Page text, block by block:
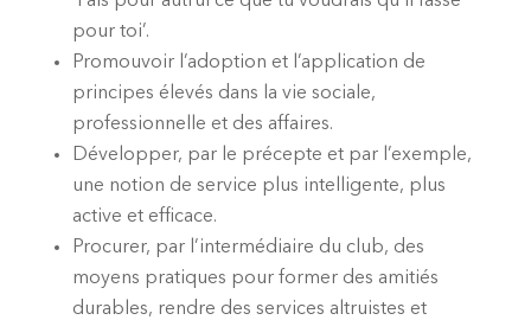
pour toi’.
Promouvoir l’adoption et l’application de
principes élevés dans la vie sociale,
professionnelle et des affaires.
Développer, par le précepte et par l’exemple,
une notion de service plus intelligente, plus
active et efficace.
Procurer, par l’intermédiaire du club, des
moyens pratiques pour former des amitiés
durables, rendre des services altruistes et